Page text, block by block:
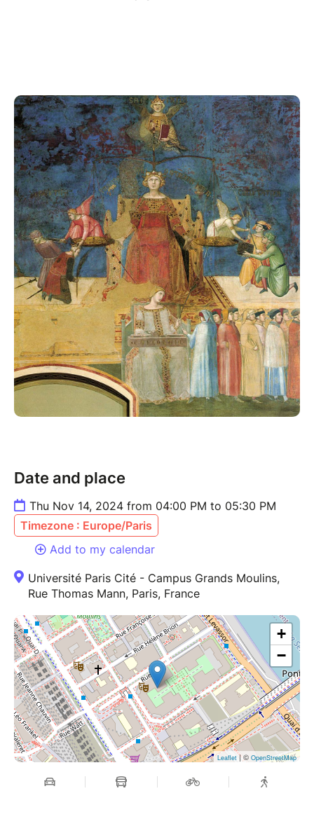
Date and place
Thu Nov 14, 2024 from 04:00 PM to 05:30 PM
Timezone : Europe/Paris
Add to my calendar
Université Paris Cité - Campus Grands Moulins,
Rue Thomas Mann, Paris, France
+
−
Leaflet| © OpenStreetMap